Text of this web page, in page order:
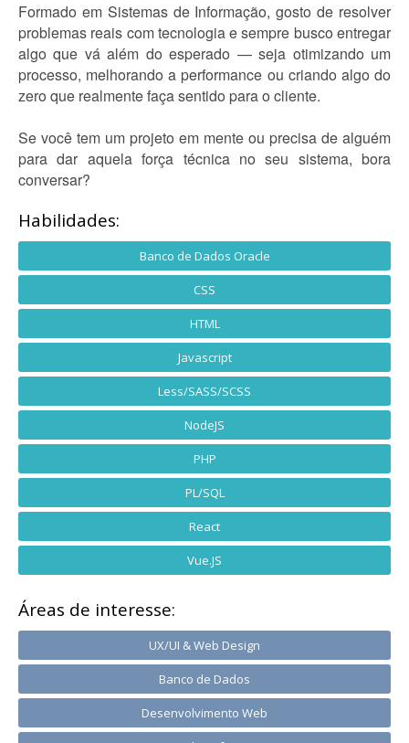
Formado em Sistemas de Informação, gosto de resolver
problemas reais com tecnologia e sempre busco entregar
algo que vá além do esperado — seja otimizando um
processo, melhorando a performance ou criando algo do
zero que realmente faça sentido para o cliente.
Se você tem um projeto em mente ou precisa de alguém
para dar aquela força técnica no seu sistema, bora
conversar?
Habilidades:
Banco de Dados Oracle
CSS
HTML
Javascript
Less/SASS/SCSS
NodeJS
PHP
PL/SQL
React
Vue.JS
Áreas de interesse:
UX/UI & Web Design
Banco de Dados
Desenvolvimento Web